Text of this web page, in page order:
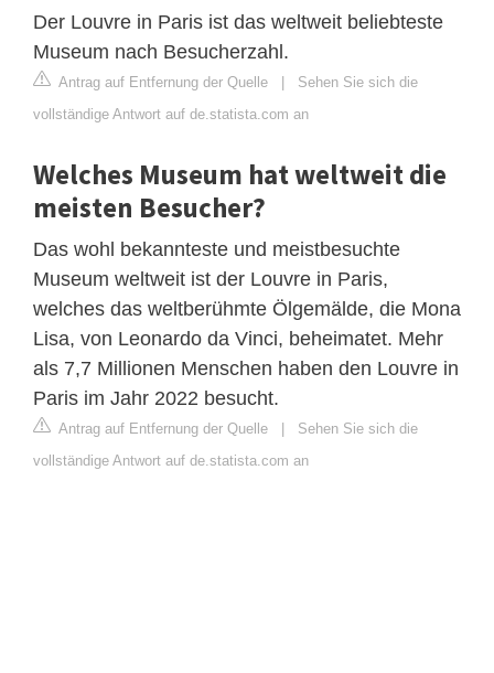
Der Louvre in Paris ist das weltweit beliebteste
Museum nach Besucherzahl.
Antrag auf Entfernung der Quelle
Sehen Sie sich die
vollständige Antwort auf de.statista.com an
Welches Museum hat weltweit die
meisten Besucher?
Das wohl bekannteste und meistbesuchte
Museum weltweit ist der Louvre in Paris,
welches das weltberühmte Ölgemälde, die Mona
Lisa, von Leonardo da Vinci, beheimatet. Mehr
als 7,7 Millionen Menschen haben den Louvre in
Paris im Jahr 2022 besucht.
Antrag auf Entfernung der Quelle
Sehen Sie sich die
vollständige Antwort auf de.statista.com an